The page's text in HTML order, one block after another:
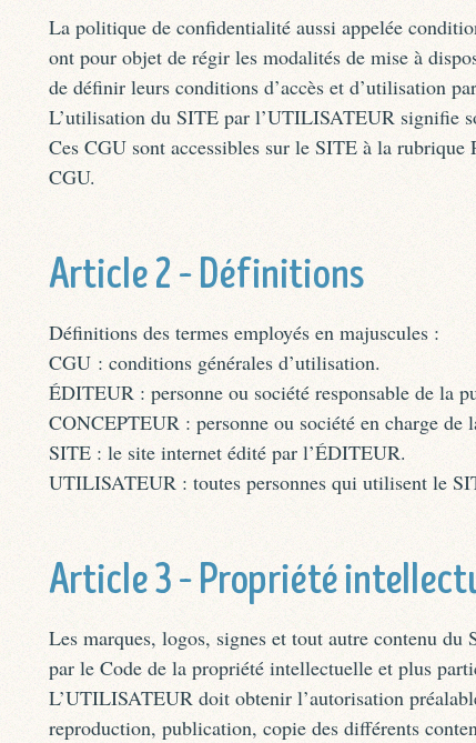
La politique de confidentialité aussi appelée
ont pour objet de régir les modalités de mise à
de définir leurs conditions d’accès et d’utilisation
L’utilisation du SITE par l’UTILISATEUR signifie
Ces CGU sont accessibles sur le SITE à la
CGU.
Article 2 – Définitions
Définitions des termes employés en majuscules :
CGU : conditions générales d’utilisation.
ÉDITEUR : personne ou société responsable de la
CONCEPTEUR : personne ou société en charge de
SITE : le site internet édité par l’ÉDITEUR.
UTILISATEUR : toutes personnes qui utilisent le
Article 3 – Propriété
Les marques, logos, signes et tout autre contenu du
par le Code de la propriété intellectuelle et plus
L’UTILISATEUR doit obtenir l’autorisation
reproduction, publication, copie des différents